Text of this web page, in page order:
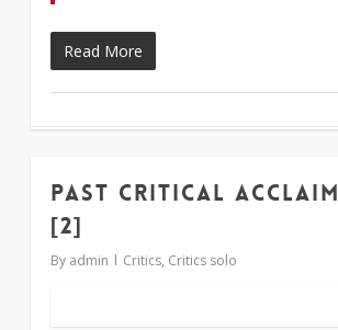
Read More
Past critical
[2]
By admin Critics, Critics solo
2